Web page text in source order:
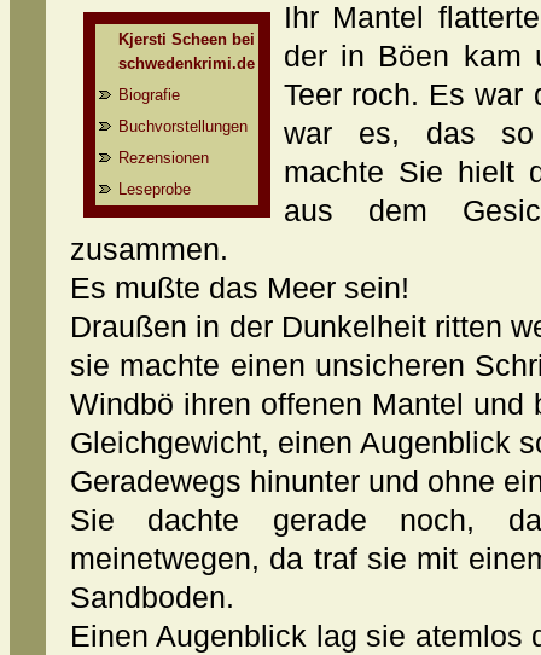
Kjersti Scheen bei
schwedenkrimi.de
Biografie
Buchvorstellungen
Rezensionen
Leseprobe
Ihr Mantel
der in Böen kam
Teer roch. Es war
war es, das so
machte Sie hielt
aus dem
zusammen.
Es mußte das Meer sein!
Draußen in der Dunkelheit ritten
sie machte einen unsicheren
Windbö ihren offenen Mantel und
Gleichgewicht, einen Augenblick
Geradewegs hinunter und ohne
Sie dachte gerade noch,
meinetwegen, da traf sie mit
Sandboden.
Einen Augenblick lag sie atemlos